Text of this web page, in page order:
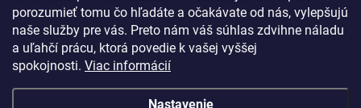
porozumieť tomu čo hľadáte a očakávate od nás, vylepšujú
naše služby pre vás. Preto nám váš súhlas zdvihne náladu
a uľahčí prácu, ktorá povedie k vašej vyššej
spokojnosti. Viac informácií
Nastavenie
Na letisko 49
058 01 Poprad
Slovenská Republika